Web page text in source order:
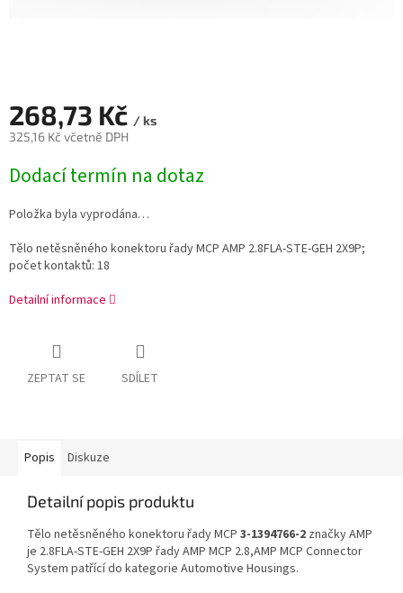
268,73 Kč / ks
325,16 Kč včetně DPH
cena:
Dodací termín na dotaz
Položka byla vyprodána…
Tělo netěsněného konektoru řady MCP AMP 2.8FLA-STE-GEH 2X9P;
počet kontaktů: 18
Detailní informace
ZEPTAT SE SDÍLET
Popis Diskuze
Detailní popis produktu
Tělo netěsněného konektoru řady MCP 3-1394766-2 značky AMP
je 2.8FLA-STE-GEH 2X9P řady AMP MCP 2.8,AMP MCP Connector
System patřící do kategorie Automotive Housings.